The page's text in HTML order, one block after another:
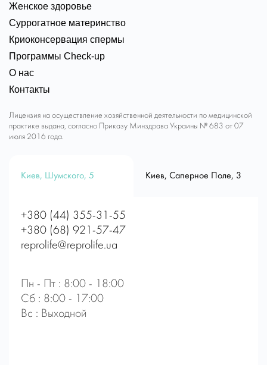
Женское здоровье
Суррогатное материнство
Криоконсервация спермы
Программы Check-up
О нас
Контакты
Лицензия на осуществление хозяйственной деятельности по медицинской
практике выдана, согласно Приказу Минздрава Украины № 683 от 07
июля 2016 года.
Киев, Шумского, 5 Киев, Саперное Поле, 3
+380 (44) 355-31-55
+380 (68) 921-57-47
reprolife@reprolife.ua
Пн - Пт : 8:00 - 18:00
Сб : 8:00 - 17:00
Вс : Выходной